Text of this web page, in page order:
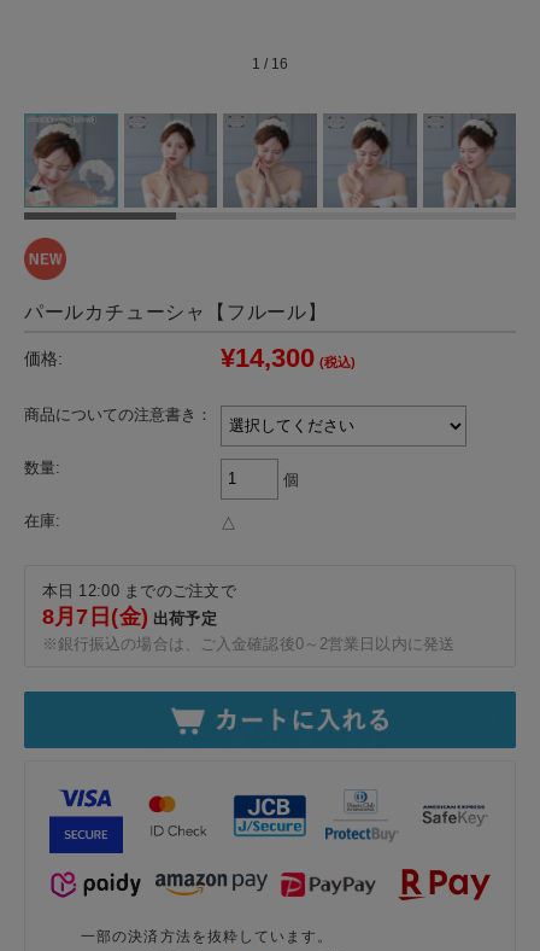
1 / 16
パールカチューシャ【フルール】
価格: ¥14,300 (税込)
商品についての注意書き：
数量:
個
在庫: △
本日 12:00 までのご注文で
8月7日(金)出荷予定
※銀行振込の場合は、ご入金確認後0～2営業日以内に発送
一部の決済方法を抜粋しています。